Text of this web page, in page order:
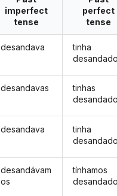
imperfect
tense
desandava
desandavas
desandava
desandávam
os
perfect
tense
tinha
desandado
tinhas
desandado
tinha
desandado
tínhamos
desandado